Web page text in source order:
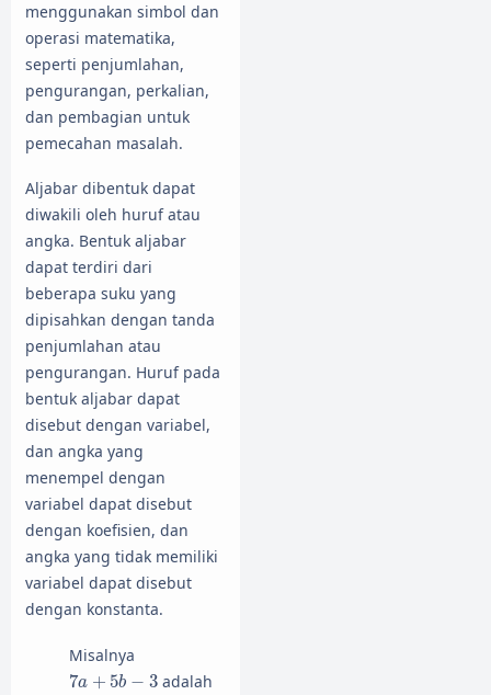
menggunakan simbol dan
operasi matematika,
seperti penjumlahan,
pengurangan, perkalian,
dan pembagian untuk
pemecahan masalah.
Aljabar dibentuk dapat
diwakili oleh huruf atau
angka. Bentuk aljabar
dapat terdiri dari
beberapa suku yang
dipisahkan dengan tanda
penjumlahan atau
pengurangan. Huruf pada
bentuk aljabar dapat
disebut dengan variabel,
dan angka yang
menempel dengan
variabel dapat disebut
dengan koefisien, dan
angka yang tidak memiliki
variabel dapat disebut
dengan konstanta.
Misalnya
7a + 5b − 3
7a + 5b−
adalah